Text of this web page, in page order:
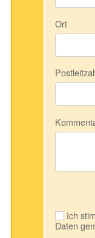
Ort
Ich
Daten